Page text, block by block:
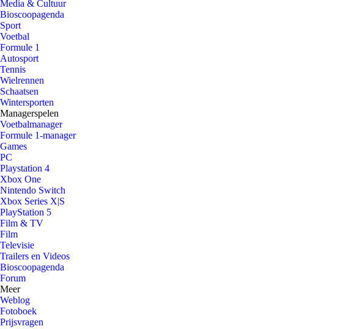
Media & Cultuur
Bioscoopagenda
Sport
Voetbal
Formule 1
Autosport
Tennis
Wielrennen
Schaatsen
Wintersporten
Managerspelen
Voetbalmanager
Formule 1-manager
Games
PC
Playstation 4
Xbox One
Nintendo Switch
Xbox Series X|S
PlayStation 5
Film & TV
Film
Televisie
Trailers en Videos
Bioscoopagenda
Forum
Meer
Weblog
Fotoboek
Prijsvragen